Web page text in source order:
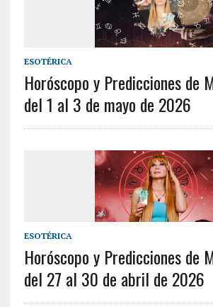
ESOTÉRICA
Horóscopo y Predicciones de
del 1 al 3 de mayo de 2026
ESOTÉRICA
Horóscopo y Predicciones de
del 27 al 30 de abril de 2026